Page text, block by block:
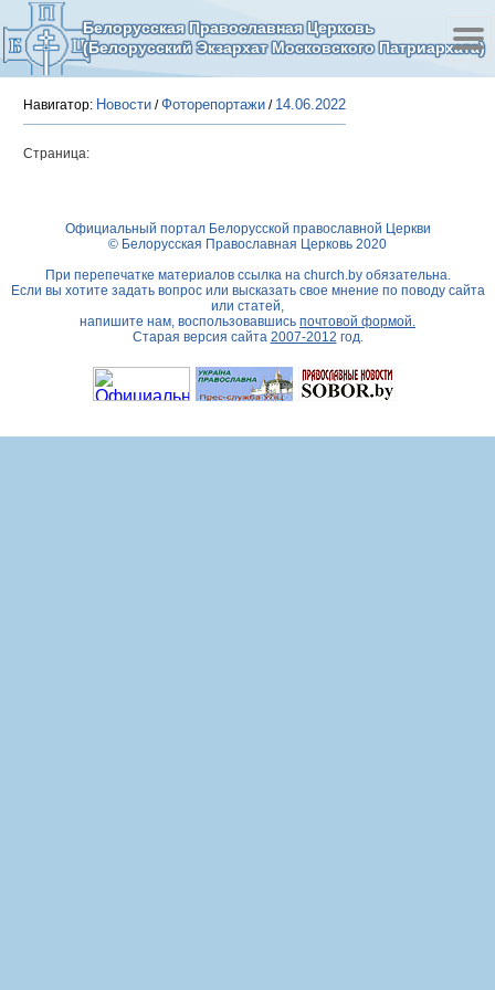
Белорусская Православная Церковь
(Белорусский Экзархат Московского Патриархата)
Навигатор: Новости /Фоторепортажи / 14.06.2022
Страница:
Официальный портал Белорусской православной Церкви
© Белорусская Православная Церковь 2020
При перепечатке материалов ссылка на church.byобязательна.
Если вы хотите задать вопрос или высказать свое мнение по поводу сайта
или статей,
напишите нам, воспользовавшись почтовой формой.
Старая версия сайта 2007-2012 год.